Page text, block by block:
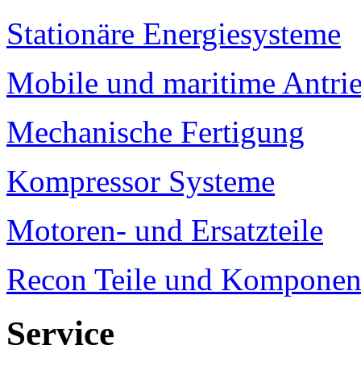
Stationäre Energiesysteme
Mobile und maritime
Mechanische Fertigung
Kompressor Systeme
Motoren- und Ersatzteile
Recon Teile und
Service